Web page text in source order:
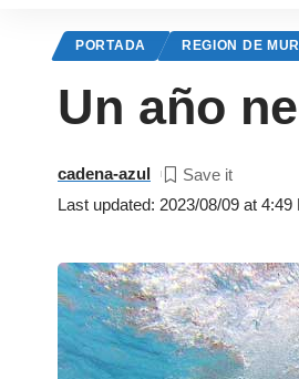
PORTADA REGION DE
Un año
Last updated: 2023/08/09 at 4:49
cadena-azul